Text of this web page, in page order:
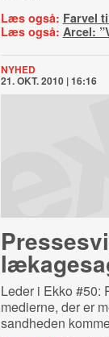
Læs også: Farvel
Læs også: Arcel:
NYHED
21. OKT. 2010 | 16:16
Leder i Ekko #50:
medierne, der er
sandheden